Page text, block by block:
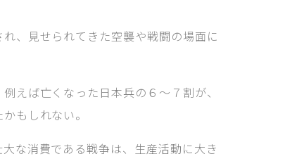
、見せられてきた空襲や戦闘の場面に
えば亡くなった日本兵の６～７割が、
もしれない。
な消費である戦争は、生産活動に大き